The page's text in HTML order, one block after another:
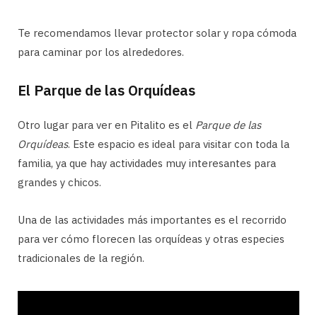
Te recomendamos llevar protector solar y ropa cómoda
para caminar por los alrededores.
El Parque de las Orquídeas
Otro lugar para ver en Pitalito es el Parque de las
Orquídeas. Este espacio es ideal para visitar con toda la
familia, ya que hay actividades muy interesantes para
grandes y chicos.
Una de las actividades más importantes es el recorrido
para ver cómo florecen las orquídeas y otras especies
tradicionales de la región.